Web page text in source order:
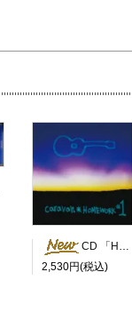
CD 「HOMEWORK #1」
2,530円(税込)